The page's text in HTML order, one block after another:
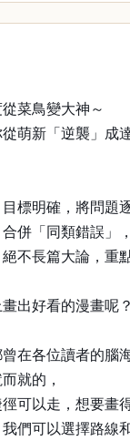
菜鳥變大神～
萌新「逆襲」成
標明確，將問題
併「同類錯誤」
不長篇大論，重
出好看的漫畫呢？
在各位讀者的腦
就的，
可以走，想要畫
們可以選擇路線